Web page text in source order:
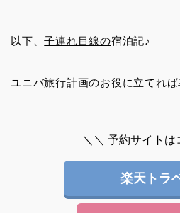
以下、子連れ目線の宿泊記♪
ユニバ旅行計画のお役に立てれ
＼＼ 予約サイトは
楽天トラ